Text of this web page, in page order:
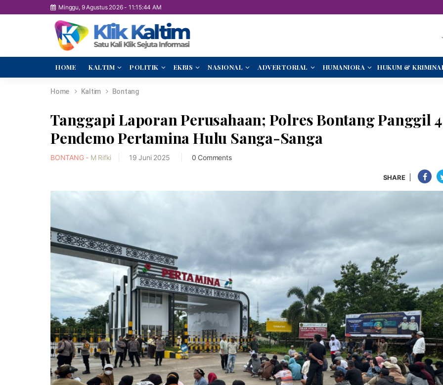
Minggu, 9 Agustus 2026- 11:15:45 AM
HOME KALTIM POLITIK EKBIS NASIONAL ADVERTORIAL HUMANIORA HUKUM &
Home Kaltim Bontang
Tanggapi Laporan Perusahaan; Polres Bontang Panggil 4
Pendemo Pertamina Hulu Sanga-Sanga
BONTANG - M Rifki 19 Juni 2025 0 Comments
SHARE